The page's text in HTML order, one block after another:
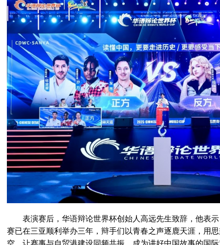
表演赛后，华语辩论世界杯创始人高远先生致辞，他表
赛已在三亚顺利举办三年，辩手们以青春之声逐鹿天涯，用
空。让赛事与自贸港建设同频共振，成为讲好中国故事的国